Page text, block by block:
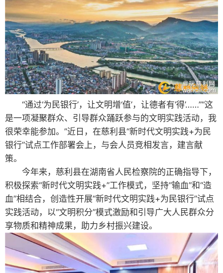
“通过‘为民银行’，让文明增‘值’，让德者有‘得’……”“这
是一项凝聚群众、引导群众踊跃参与的文明实践活动，我
很荣幸能参加。”近日，在慈利县“新时代文明实践+为民
银行”试点工作部署会上，与会人员竞相发言，建言献
策。
今年来，慈利县在湖南省人民检察院的正确指导下，
积极探索“新时代文明实践+”工作模式，坚持“输血”和“造
血”相结合，创造性开展“新时代文明实践+为民银行”试点
实践活动，以“文明积分”模式激励和引导广大人民群众分
享物质和精神成果，助力乡村振兴建设。